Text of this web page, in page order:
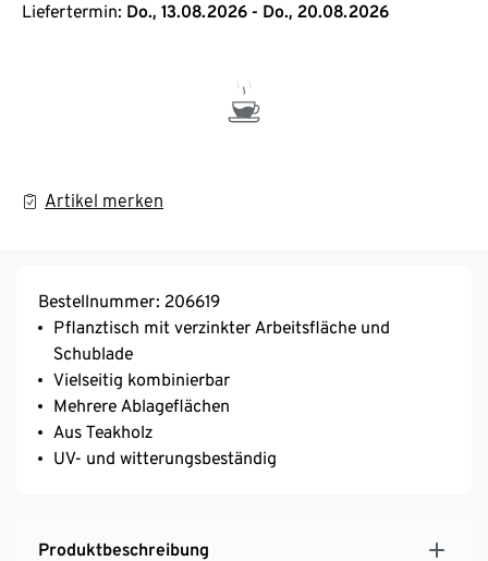
Liefertermin: Do., 13.08.2026 - Do., 20.08.2026
Artikel merken
Bestellnummer: 206619
Pflanztisch mit verzinkter Arbeitsfläche und
Schublade
Vielseitig kombinierbar
Mehrere Ablageflächen
Aus Teakholz
UV- und witterungsbeständig
Produktbeschreibung